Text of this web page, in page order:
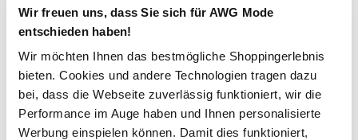
Wir freuen uns, dass Sie sich für AWG Mode
entschieden haben!
Wir möchten Ihnen das bestmögliche Shoppingerlebnis
bieten. Cookies und andere Technologien tragen dazu
bei, dass die Webseite zuverlässig funktioniert, wir die
Performance im Auge haben und Ihnen personalisierte
Werbung einspielen können. Damit dies funktioniert,
Schneller DHL Versand: in 1–3 Werktagen
Kostenfreie Rücksendung innerhalb 14 Tage